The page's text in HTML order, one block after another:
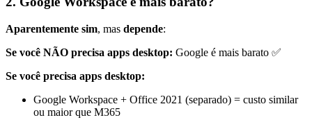
Aparentemente sim, mas depende:
Se você NÃO precisa apps desktop: Google é mais barato ✅
Se você precisa apps desktop:
Google Workspace + Office 2021 (separado) = custo similar
ou maior que M365